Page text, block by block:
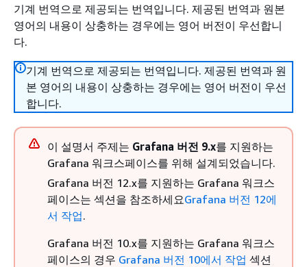
기계 번역으로 제공되는 번역입니다. 제공된 번역과 원본
영어의 내용이 상충하는 경우에는 영어 버전이 우선합니
다.
기계 번역으로 제공되는 번역입니다. 제공된 번역과 원
본 영어의 내용이 상충하는 경우에는 영어 버전이 우선
합니다.
이 설명서 주제는 Grafana 버전 9.x를 지원하는
Grafana 워크스페이스를 위해 설계되었습니다.
Grafana 버전 12.x를 지원하는 Grafana 워크스
페이스는 섹션을 참조하세요Grafana 버전 12에
서 작업.
Grafana 버전 10.x를 지원하는 Grafana 워크스
페이스의 경우 Grafana 버전 10에서 작업 섹션